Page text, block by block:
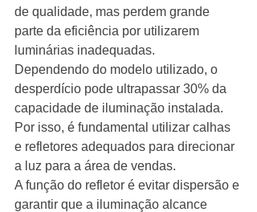
de qualidade, mas perdem grande
parte da eficiência por utilizarem
luminárias inadequadas.
Dependendo do modelo utilizado, o
desperdício pode ultrapassar 30% da
capacidade de iluminação instalada.
Por isso, é fundamental utilizar calhas
e refletores adequados para direcionar
a luz para a área de vendas.
A função do refletor é evitar dispersão e
garantir que a iluminação alcance